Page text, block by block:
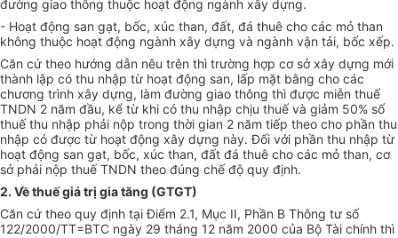
đường giao thông thuộc hoạt động ngành xây dựng.
- Hoạt động san gạt, bốc, xúc than, đất, đá thuê cho các mỏ than
không thuộc hoạt động ngành xây dựng và ngành vận tải, bốc xếp.
Căn cứ theo hướng dẫn nêu trên thì trường hợp cơ sở xây dựng mới
thành lập có thu nhập từ hoạt động san, lấp mặt bằng cho các
chương trình xây dựng, làm đường giao thông thì được miễn thuế
TNDN 2 năm đầu, kể từ khi có thu nhập chịu thuế và giảm 50% số
thuế thu nhập phải nộp trong thời gian 2 năm tiếp theo cho phần thu
nhập có được từ hoạt động xây dựng này. Đối với phần thu nhập từ
hoạt động san gạt, bốc, xúc than, đất đá thuê cho các mỏ than, cơ
sở phải nộp thuế TNDN theo đúng chế độ quy định.
2. Về thuế giá trị gia tăng (GTGT)
Căn cứ theo quy định tại Điểm 2.1, Mục II, Phần B Thông tư số
122/2000/TT=BTC ngày 29 tháng 12 năm 2000 của Bộ Tài chính thì